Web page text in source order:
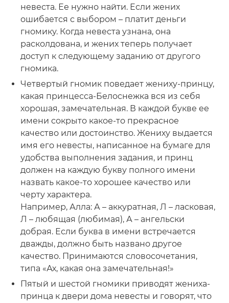
невеста. Ее нужно найти. Если жених
ошибается с выбором – платит деньги
гномику. Когда невеста узнана, она
расколдована, и жених теперь получает
доступ к следующему заданию от другого
гномика.
Четвертый гномик поведает жениху-принцу,
какая принцесса-Белоснежка вся из себя
хорошая, замечательная. В каждой букве ее
имени сокрыто какое-то прекрасное
качество или достоинство. Жениху выдается
имя его невесты, написанное на бумаге для
удобства выполнения задания, и принц
должен на каждую букву полного имени
назвать какое-то хорошее качество или
черту характера.
Например, Алла: А – аккуратная, Л – ласковая,
Л – любящая (любимая), А – ангельски
добрая. Если буква в имени встречается
дважды, должно быть названо другое
качество. Принимаются словосочетания,
типа «Ах, какая она замечательная!»
Пятый и шестой гномики приводят жениха-
принца к двери дома невесты и говорят, что